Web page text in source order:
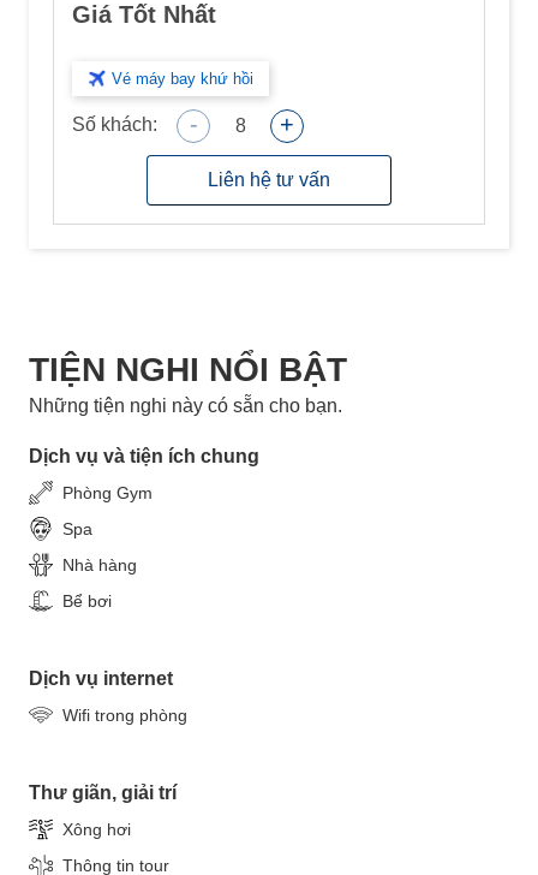
Giá Tốt Nhất
Vé máy bay khứ hồi
Số khách: - 8 +
Liên hệ tư vấn
TIỆN NGHI NỔI BẬT
Những tiện nghi này có sẵn cho bạn.
Dịch vụ và tiện ích chung
Phòng Gym
Spa
Nhà hàng
Bể bơi
Dịch vụ internet
Wifi trong phòng
Thư giãn, giải trí
Xông hơi
Thông tin tour